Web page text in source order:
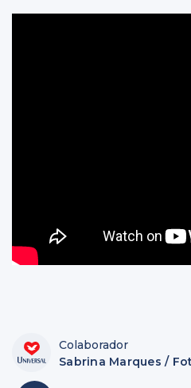
Colaborador
Sabrina Marques /